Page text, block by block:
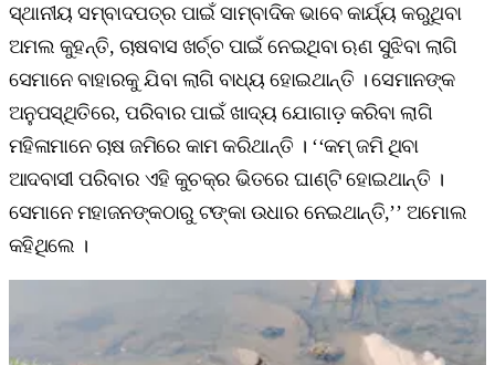
ସ୍ଥାନୀୟ ସମ୍ବାଦପତ୍ର ପାଇଁ ସାମ୍ବାଦିକ ଭାବେ କାର୍ଯ୍ୟ କରୁଥିବା
ଅମଲ କୁହନ୍ତି, ଚାଷବାସ ଖର୍ଚ୍ଚ ପାଇଁ ନେଇଥିବା ଋଣ ସୁଝିବା ଲାଗି
ସେମାନେ ବାହାରକୁ ଯିବା ଲାଗି ବାଧ୍ୟ ହୋଇଥାନ୍ତି । ସେମାନଙ୍କ
ଅନୁପସ୍ଥିତିରେ, ପରିବାର ପାଇଁ ଖାଦ୍ୟ ଯୋଗାଡ଼ କରିବା ଲାଗି
ମହିଳାମାନେ ଚାଷ ଜମିରେ କାମ କରିଥାନ୍ତି । ‘‘କମ୍‌ ଜମି ଥିବା
ଆଦବାସୀ ପରିବାର ଏହି କୁଚକ୍ର ଭିତରେ ଘାଣ୍ଟି ହୋଇଥାନ୍ତି ।
ସେମାନେ ମହାଜନଙ୍କଠାରୁ ଟଙ୍କା ଉଧାର ନେଇଥାନ୍ତି,’’ ଅମୋଲ
କହିଥିଲେ ।